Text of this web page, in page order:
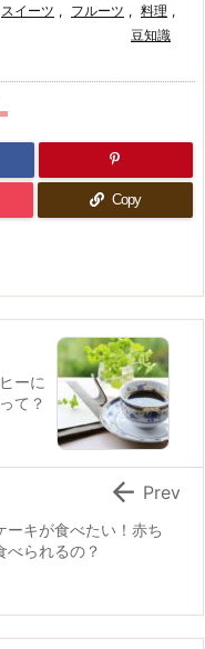
スイーツ , フルーツ , 料理 ,
豆知識
Copy
ーに
て？
ーキが食べたい！赤ち
べられるの？
 Prev